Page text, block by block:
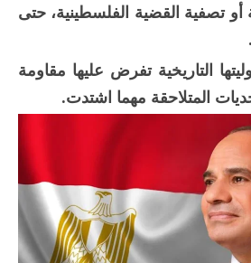
تصفية القضية الفلسطينية، حتى
التاريخية تفرض عليها مقاومة
المتلاحقة مهما اشتدت.